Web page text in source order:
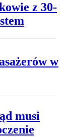
z 30-
w
musi